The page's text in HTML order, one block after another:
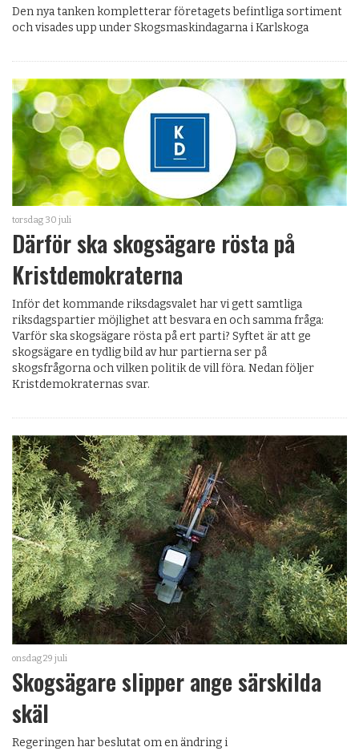
Den nya tanken kompletterar företagets befintliga sortiment
och visades upp under Skogsmaskindagarna i Karlskoga
torsdag 30 juli
Därför ska skogsägare rösta på
Kristdemokraterna
Inför det kommande riksdagsvalet har vi gett samtliga
riksdagspartier möjlighet att besvara en och samma fråga:
Varför ska skogsägare rösta på ert parti? Syftet är att ge
skogsägare en tydlig bild av hur partierna ser på
skogsfrågorna och vilken politik de vill föra. Nedan följer
Kristdemokraternas svar.
onsdag 29 juli
Skogsägare slipper ange särskilda
skäl
Regeringen har beslutat om en ändring i